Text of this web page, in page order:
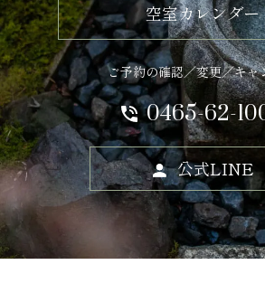
空室カレンダー
ご予約の確認／変更／キャ
0465-62-
公式LINE